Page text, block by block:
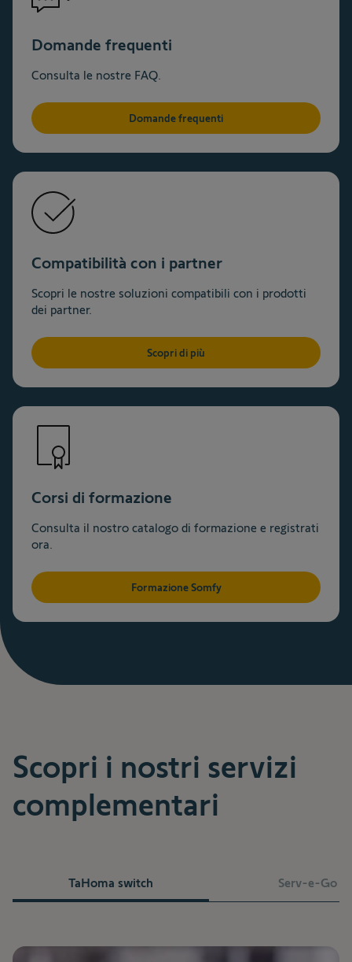
Domande frequenti
Consulta le nostre FAQ.
Domande frequenti
Compatibilità con i partner
Scopri le nostre soluzioni compatibili con i prodotti
dei partner.
Scopri di più
Corsi di formazione
Consulta il nostro catalogo di formazione e registrati
ora.
Formazione Somfy
Scopri i nostri servizi
complementari
TaHoma switch Serv-e-Go